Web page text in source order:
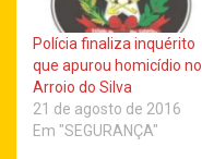
Polícia finaliza inquérito
que apurou homicídio no
Arroio do Silva
21 de agosto de 2016
Em "SEGURANÇA"